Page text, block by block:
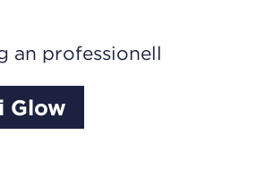
an professionell
Glow